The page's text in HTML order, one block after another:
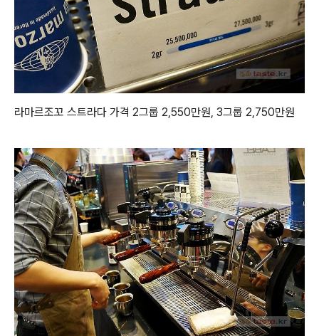
라마르조꼬 스트라다 가격 2그룹 2,550만원, 3그룹 2,750만원